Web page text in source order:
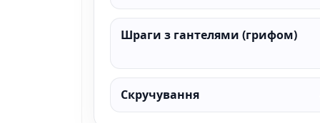
Шраги з гантелями (грифом)
Скручування